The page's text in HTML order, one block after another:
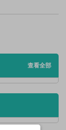
查看全部